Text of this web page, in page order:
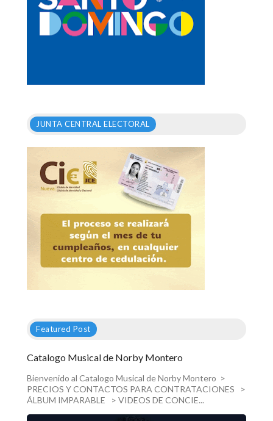
JUNTA CENTRAL ELECTORAL
Featured Post
Catalogo Musical de Norby Montero
Bienvenido al Catalogo Musical de Norby Montero >
PRECIOS Y CONTACTOS PARA CONTRATACIONES >
ÁLBUM IMPARABLE > VIDEOS DE CONCIE...